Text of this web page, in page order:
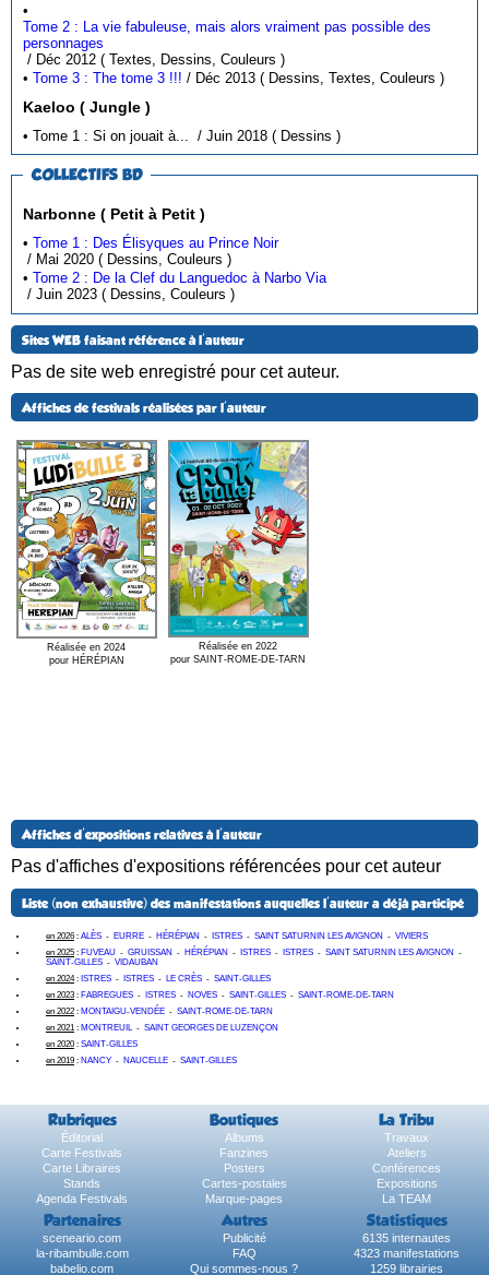
•
Tome 2 : La vie fabuleuse, mais alors vraiment pas possible des
personnages
/ Déc 2012 ( Textes, Dessins, Couleurs )
•Tome 3 : The tome 3 !!! / Déc 2013 ( Dessins, Textes, Couleurs )
Kaeloo ( Jungle )
• Tome 1 : Si on jouait à... / Juin 2018 ( Dessins )
COLLECTIFS BD
Narbonne ( Petit à Petit )
•Tome 1 : Des Élisyques au Prince Noir
/ Mai 2020 ( Dessins, Couleurs )
•Tome 2 : De la Clef du Languedoc à Narbo Via
/ Juin 2023 ( Dessins, Couleurs )
Sites WEB faisant référence à l'auteur
Pas de site web enregistré pour cet auteur.
Affiches de festivals réalisées par l'auteur
Réalisée en 2024
pour HÉRÉPIAN
Réalisée en 2022
pour SAINT-ROME-DE-TARN
Affiches d'expositions relatives à l'auteur
Pas d'affiches d'expositions référencées pour cet auteur
Liste (non exhaustive) des manifestations auquelles l'auteur a déjà participé
en 2026 : ALÈS - EURRE - HÉRÉPIAN - ISTRES - SAINT SATURNIN LES AVIGNON - VIVIERS
en 2025 : FUVEAU - GRUISSAN - HÉRÉPIAN - ISTRES - ISTRES - SAINT SATURNIN LES AVIGNON -
SAINT-GILLES - VIDAUBAN
en 2024: ISTRES - ISTRES - LE CRÈS - SAINT-GILLES
en 2023 : FABREGUES - ISTRES - NOVES - SAINT-GILLES - SAINT-ROME-DE-TARN
en 2022 : MONTAIGU-VENDÉE - SAINT-ROME-DE-TARN
en 2021 : MONTREUIL- SAINT GEORGES DE LUZENÇON
en 2020: SAINT-GILLES
en 2019 : NANCY - NAUCELLE - SAINT-GILLES
Rubriques Boutiques La Tribu
Éditorial Albums
Travaux
Carte Festivals
Fanzines
Ateliers
Carte Libraires
Posters
Conférences
Stands
Cartes-postales
Expositions
Agenda Festivals
Marque-pages La TEAM
Partenaires Autres Statistiques
sceneario.com Publicité
6135 internautes
la-ribambulle.com
FAQ
4323 manifestations
babelio.com
Qui sommes-nous ? 1259 librairies